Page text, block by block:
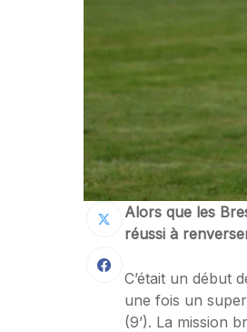
Alors que les
réussi à
C’était un début
une fois un
(9’). La mission